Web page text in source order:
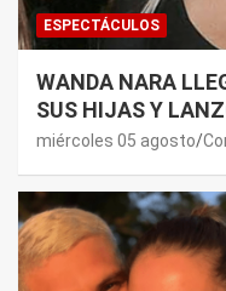
ESPECTÁCULOS
WANDA NARA
SUS HIJAS Y
PREMONICIÓN
miércoles 05 agosto